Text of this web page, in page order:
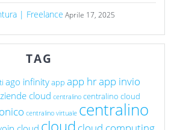
| Freelance Aprile 17, 2025
TAG
ago infinityapp app hrapp invio
cloud centralino centralino cloud
centralino virtuale centralino